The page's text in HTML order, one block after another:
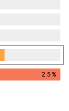
2,5%